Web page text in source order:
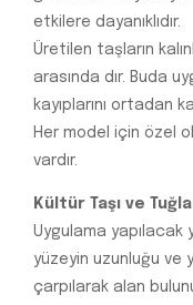
etkilere dayanıklıdır.
Üretilen taşların
arasında dır. Buda
kayıplarını ortadan
Her model için özel
vardır.
Kültür Taşı ve
Uygulama yapılacak
yüzeyin uzunluğu ve
çarpılarak alan